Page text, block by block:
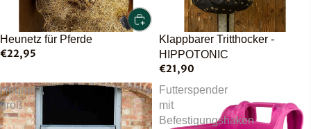
Heunetz für Pferde
€22,95
Klappbarer Tritthocker -
HIPPOTONIC
€21,90
Heunetz,
groß
–
Futterspender
mit
Befestigungshaken